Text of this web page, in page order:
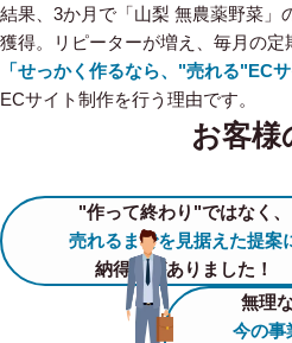
結果、3か月で「山梨 無農薬野菜」
獲得。リピーターが増え、毎月の定
「せっかく作るなら、"売れる"ECサ
ECサイト制作を行う理由です。
お客様
"作って終わり"ではなく、
売れるまでを見据えた提案
納得感がありました！
無理
今の事